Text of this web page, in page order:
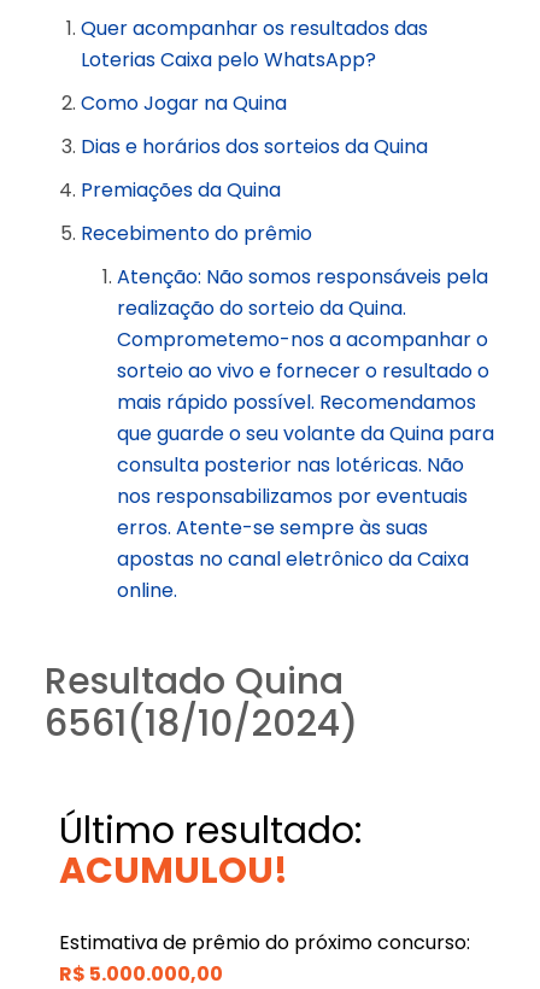
Quer acompanhar os resultados das
Loterias Caixa pelo WhatsApp?
Como Jogar na Quina
Dias e horários dos sorteios da Quina
Premiações da Quina
Recebimento do prêmio
Atenção: Não somos responsáveis pela
realização do sorteio da Quina.
Comprometemo-nos a acompanhar o
sorteio ao vivo e fornecer o resultado o
mais rápido possível. Recomendamos
que guarde o seu volante da Quina para
consulta posterior nas lotéricas. Não
nos responsabilizamos por eventuais
erros. Atente-se sempre às suas
apostas no canal eletrônico da Caixa
online.
Resultado Quina
6561(18/10/2024)
Último resultado:
ACUMULOU!
Estimativa de prêmio do próximo concurso:
R$ 5.000.000,00